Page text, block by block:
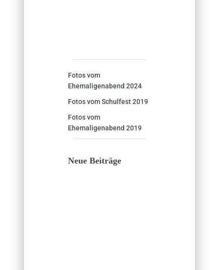
Fotos vom
Ehemaligenabend 2024
Fotos vom Schulfest 2019
Fotos vom
Ehemaligenabend 2019
Neue Beiträge